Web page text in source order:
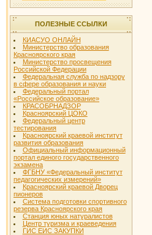
ПОЛЕЗНЫЕ ССЫЛКИ
КИАСУО ОНЛАЙН
Министерство образования
Красноярского края
Министерство просвещения
Российской Федерации
Федеральная служба по надзору
в сфере образования и науки
Федеральный портал
«Российское образование»
КРАСОБРНАДЗОР
Красноярский ЦОКО
Федеральный центр
тестирования
Красноярский краевой институт
развития образования
Официальный информационный
портал единого государственного
экзамена
ФГБНУ «Федеральный институт
педагогических измерений»
Красноярский краевой Дворец
пионеров
Система подготовки спортивного
резерва Красноярского края
Станция юных натуралистов
Центр туризма и краеведения
ГИС ЕИС ЗАКУПКИ